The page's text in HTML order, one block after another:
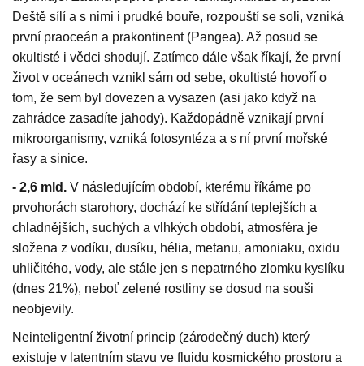
Deště sílí a s nimi i prudké bouře, rozpouští se soli, vzniká
první praoceán a prakontinent (Pangea). Až posud se
okultisté i vědci shodují. Zatímco dále však říkají, že první
život v oceánech vznikl sám od sebe, okultisté hovoří o
tom, že sem byl dovezen a vysazen (asi jako když na
zahrádce zasadíte jahody). Každopádně vznikají první
mikroorganismy, vzniká fotosyntéza a s ní první mořské
řasy a sinice.
- 2,6 mld. V následujícím období, kterému říkáme po
prvohorách starohory, dochází ke střídání teplejších a
chladnějších, suchých a vlhkých období, atmosféra je
složena z vodíku, dusíku, hélia, metanu, amoniaku, oxidu
uhličitého, vody, ale stále jen s nepatrného zlomku kyslíku
(dnes 21%), neboť zelené rostliny se dosud na souši
neobjevily.
Neinteligentní životní princip (zárodečný duch) který
existuje v latentním stavu ve fluidu kosmického prostoru a